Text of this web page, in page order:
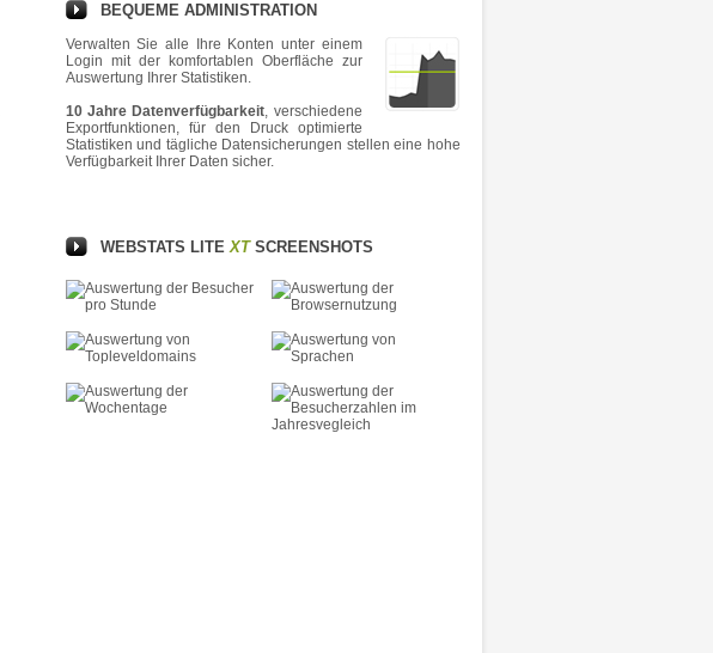
BEQUEME ADMINISTRATION
Verwalten Sie alle Ihre Konten unter einem
Login mit der komfortablen Oberfläche zur
Auswertung Ihrer Statistiken.
10 Jahre Datenverfügbarkeit, verschiedene
Exportfunktionen, für den Druck optimierte
Statistiken und tägliche Datensicherungen stellen eine hohe
Verfügbarkeit Ihrer Daten sicher.
WEBSTATS LITEXTSCREENSHOTS